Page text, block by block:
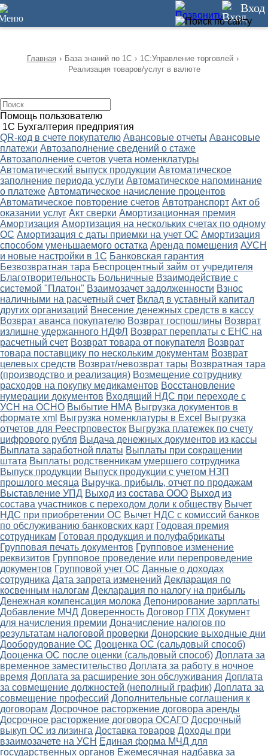
12 Вход
Главная › База знаний по 1С › 1С:Управление торговлей ›
Реализация товаров/услуг в валюте
Помощь пользователю
1С Бухгалтерия предприятия
QR-код в счете покупателю Авансовые отчеты Авансовые
платежи Автозаполнение сведений о стаже
Автозаполнение счетов учета номенклатуры
Автоматический выпуск продукции Автоматическое
заполнение периода услуги Автоматическое напоминание
о платеже Автоматическое начисление процентов
Автоматическое повторение счетов Автотранспорт Акт об
оказании услуг Акт сверки Амортизационная премия
Амортизация Амортизация на нескольких счетах по одному
ОС Амортизация с даты приемки на учет ОС Амортизация
способом уменьшаемого остатка Аренда помещения АУСН
и новые настройки в 1С Банковская гарантия
Безвозвратная тара Беспроцентный займ от учредителя
Благотворительность Больничные Взаимодействие с
системой "Платон" Взаимозачет задолженности Взнос
наличными на расчетный счет Вклад в уставный капитал
других организаций Внесение денежных средств в кассу
Возврат аванса покупателю Возврат госпошлины Возврат
излишне удержанного НДФЛ Возврат переплаты с ЕНС на
расчетный счет Возврат товара от покупателя Возврат
товара поставщику по нескольким документам Возврат
целевых средств Возврат/невозврат тары Возвратная тара
(производство и реализация) Возмещение сотруднику
расходов на покупку медикаментов Восстановление
нумерации документов Входящий НДС при переходе с
УСН на ОСНО Выбытие НМА Выгрузка документов в
формате xml Выгрузка номенклатуры в Excel Выгрузка
отчетов для Реестрповесток Выгрузка платежек по счету
цифрового рубля Выдача денежных документов из кассы
Выплата заработной платы Выплаты при сокращении
штата Выплаты родственникам умершего сотрудника
Выпуск продукции Выпуск продукции с учетом НЗП
прошлого месяца Выручка, прибыль, отчет по продажам
Выставление УПД Выход из состава ООО Выход из
состава участников с переходом доли к обществу Вычет
НДС при приобретении ОС Вычет НДС с комиссий банков
по обслуживанию банковских карт Годовая премия
сотрудникам Готовая продукция и полуфабрикаты
Групповая печать документов Групповое изменение
реквизитов Групповое проведение или перепроведение
документов Групповой учет ОС Данные о доходах
сотрудника Дата запрета изменений Декларация по
косвенным налогам Декларация по налогу на прибыль
Денежная компенсация молока Депонирование зарплаты
Добавление МЧД Доверенность Договор ГПХ Документ
для начисления премии Доначисление налогов по
результатам налоговой проверки Донорские выходные дни
Дооборудование ОС Дооценка ОС (сальдовый способ)
Дооценка ОС после оценки (сальдовый способ) Доплата за
временное заместительство Доплата за работу в ночное
время Доплата за расширение зон обслуживания Доплата
за совмещение должностей (неполный график) Доплата за
совмещение профессий Дополнительные соглашения к
договорам Досрочное расторжение договора аренды
Досрочное расторжение договора ОСАГО Досрочный
выкуп ОС из лизинга Доставка товаров Доходы при
взаимозачете на УСН Единая форма МЧД для
государственных органов Ежемесячная надбавка за